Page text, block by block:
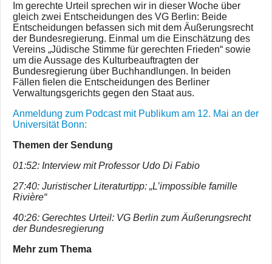
Im gerechte Urteil sprechen wir in dieser Woche über
gleich zwei Entscheidungen des VG Berlin: Beide
Entscheidungen befassen sich mit dem Äußerungsrecht
der Bundesregierung. Einmal um die Einschätzung des
Vereins „Jüdische Stimme für gerechten Frieden“ sowie
um die Aussage des Kulturbeauftragten der
Bundesregierung über Buchhandlungen. In beiden
Fällen fielen die Entscheidungen des Berliner
Verwaltungsgerichts gegen den Staat aus.
Anmeldung zum Podcast mit Publikum am 12. Mai an der
Universität Bonn:
Themen der Sendung
01:52: Interview mit Professor Udo Di Fabio
27:40: Juristischer Literaturtipp: „L’impossible famille
Rivière“
40:26: Gerechtes Urteil: VG Berlin zum Äußerungsrecht
der Bundesregierung
Mehr zum Thema